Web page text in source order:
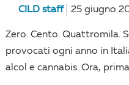
CILD staff 25 giugno
Zero. Cento. Quattromila.
provocati ogni anno in
alcol e cannabis. Ora,